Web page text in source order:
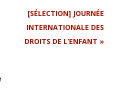
[SÉLECTION] JOURNÉE
INTERNATIONALE DES
DROITS DE L’ENFANT »